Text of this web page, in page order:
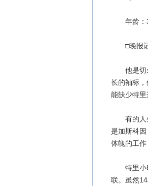
年龄：31
□晚报记
他是切尔
长的袖标
能缺少特里
有的人生
是加斯科
体魄的工作
特里小时
联。虽然